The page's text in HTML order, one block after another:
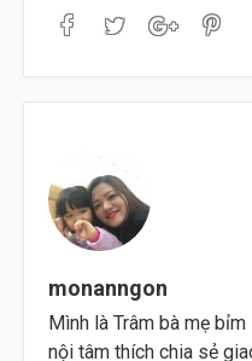
monanngon
Mình là Trâm bà mẹ
nội tâm thích chia sẻ